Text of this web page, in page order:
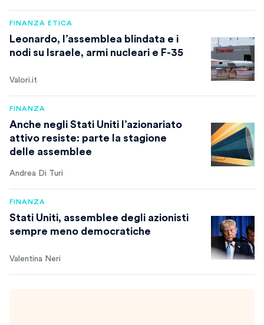
FINANZA ETICA
Leonardo, l’assemblea blindata e i
nodi su Israele, armi nucleari e F-35
Valori.it
FINANZA
Anche negli Stati Uniti l’azionariato
attivo resiste: parte la stagione
delle assemblee
Andrea Di Turi
FINANZA
Stati Uniti, assemblee degli azionisti
sempre meno democratiche
Valentina Neri